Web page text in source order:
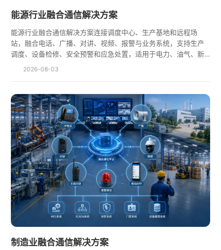
能源行业融合通信解决方案
能源行业融合通信解决方案连接调度中心、生产基地和远程场
站，融合电话、广播、对讲、视频、报警与业务系统，支持生产
调度、设备检修、安全预警和应急处置，适用于电力、油气、新
2026-08-03
制造业融合通信解决方案